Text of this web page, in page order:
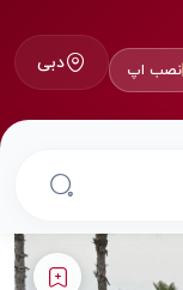
نصب اپ دبی